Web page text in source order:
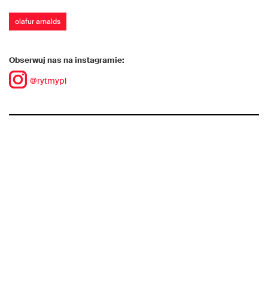
olafur arnalds
Obserwuj nas na instagramie:
@rytmypl